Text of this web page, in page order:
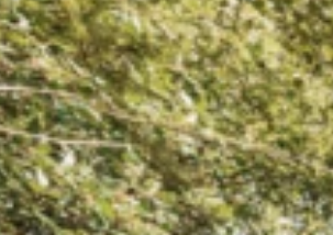
Bildmaterial zum Reiseland
gibt es auf dem flickr-
NRW.